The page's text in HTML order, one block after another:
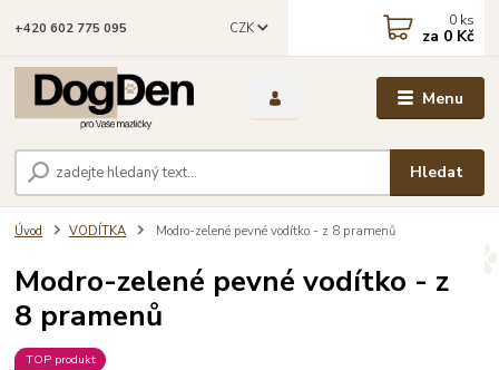
Menu
CZK
Hledat
+420 602 775 095 0 ks
za 0 Kč
Úvod VODÍTKA Modro-zelené pevné vodítko - z 8 pramenů
Modro-zelené pevné vodítko - z
8 pramenů
TOP produkt